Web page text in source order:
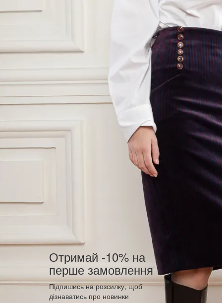
Отримай -10% на
перше замовлення
Підпишись на розсилку, щоб
дізнаватись про новинки